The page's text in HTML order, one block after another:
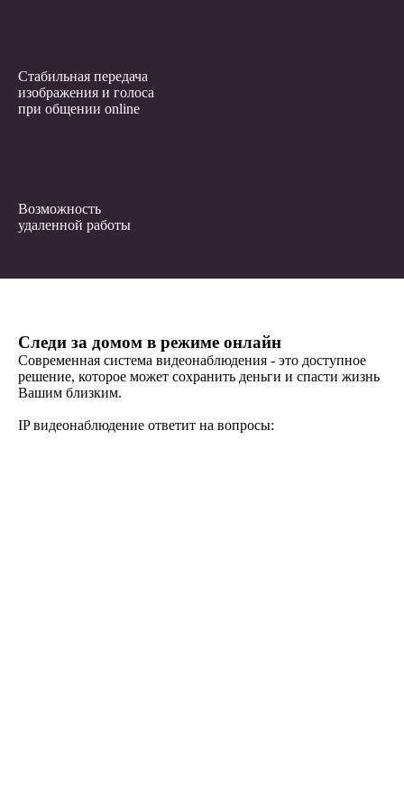
Стабильная передача
изображения и голоса
при общении online
Возможность
удаленной работы
Следи за домом в режиме онлайн
Современная система видеонаблюдения - это доступное
решение, которое может сохранить деньги и спасти жизнь
Вашим близким.
IP видеонаблюдение ответит на вопросы: